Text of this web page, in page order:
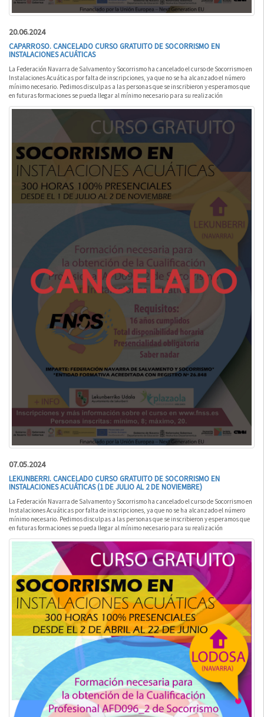
20.06.2024
CAPARROSO. CANCELADO CURSO GRATUITO DE SOCORRISMO EN
INSTALACIONES ACUÁTICAS
La Federación Navarra de Salvamento y Socorrismo ha cancelado el curso de Socorrismo en
Instalaciones Acuáticas por falta de inscripciones, ya que no se ha alcanzado el número
mínimo necesario. Pedimos disculpas a las personas que se inscribieron y esperamos que
en futuras formaciones se pueda llegar al mínimo necesario para su realización
07.05.2024
LEKUNBERRI. CANCELADO CURSO GRATUITO DE SOCORRISMO EN
INSTALACIONES ACUÁTICAS (1 DE JULIO AL 2 DE NOVIEMBRE)
La Federación Navarra de Salvamento y Socorrismo ha cancelado el curso de Socorrismo en
Instalaciones Acuáticas por falta de inscripciones, ya que no se ha alcanzado el número
mínimo necesario. Pedimos disculpas a las personas que se inscribieron y esperamos que
en futuras formaciones se pueda llegar al mínimo necesario para su realización